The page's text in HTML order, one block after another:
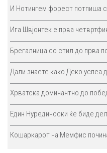
И Нотингем форест потпиша
Ига Швјонтек е прва
Брегалница со стил до прва
Дали знаете како Деко успеа
Хрватска доминантно до
Един Нурединоски ќе биде
Кошаркарот на Мемфис